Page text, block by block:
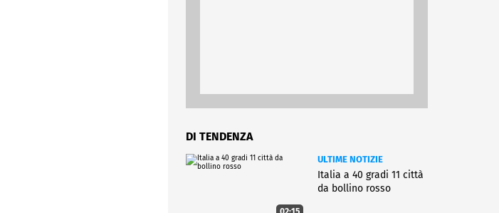
DI TENDENZA
ULTIME NOTIZIE
Italia a 40 gradi 11 città
da bollino rosso